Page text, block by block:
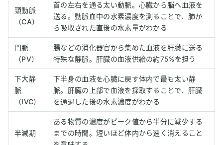
頸動脈
（CA）
首の左右を通る太い動脈。心臓から脳へ血液を
送る。動脈血中の水素濃度を測ることで、肺か
ら吸収された直後の水素量がわかる
門脈
（PV）
腸などの消化器官から集めた血液を肝臓に送る
特殊な静脈。肝臓の血液供給の約75%を担う
下大静
脈
（IVC）
下半身の血液を心臓に戻す体内で最も太い静
脈。肝臓の上部で血液を採取することで、肝臓
を通過した後の水素濃度がわかる
半減期
ある物質の濃度がピーク値から半分に減少する
までの時間。短いほど体内から速く消えること